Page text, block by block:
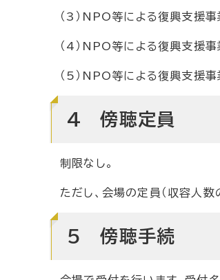
（3）NPO等による復興支援事
（4）NPO等による復興支援事
（5）NPO等による復興支援事
4 傍聴定員
制限なし。
ただし、会場の定員（収容人
5 傍聴手続